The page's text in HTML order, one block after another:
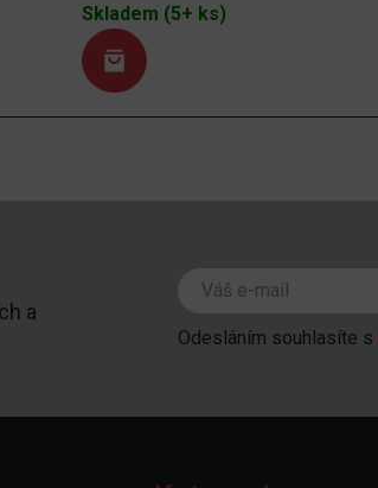
Skladem (5+ ks)
a
Odesláním souhlasíte s